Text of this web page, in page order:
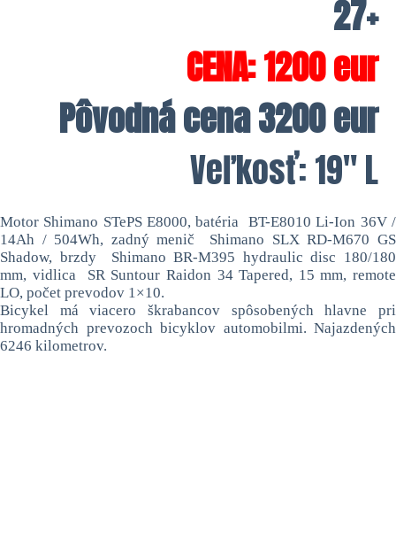
27+
CENA: 1200 eur
Pôvodná cena 3200 eur
Veľkosť: 19″ L
Motor Shimano STePS E8000, batéria BT-E8010 Li-Ion 36V /
14Ah / 504Wh, zadný menič Shimano SLX RD-M670 GS
Shadow, brzdy Shimano BR-M395 hydraulic disc 180/180
mm, vidlica SR Suntour Raidon 34 Tapered, 15 mm, remote
LO, počet prevodov 1×10.
Bicykel má viacero škrabancov spôsobených hlavne pri
hromadných prevozoch bicyklov automobilmi. Najazdených
6246 kilometrov.